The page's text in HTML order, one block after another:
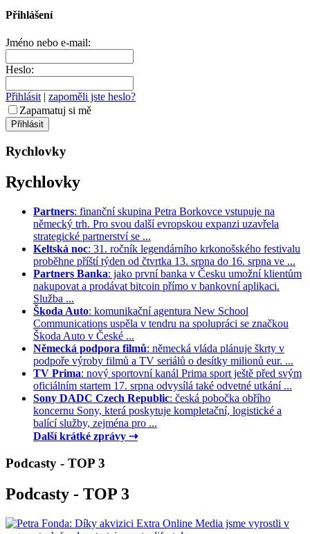
Přihlášení
Jméno nebo e-mail:
Heslo:
Přihlásit | zapoměli jste heslo?
Zapamatuj si mě
Rychlovky
Rychlovky
Partners: finanční skupina Petra Borkovce vstupuje na
německý trh. Pro svou další evropskou expanzi uzavřela
strategické partnerství se ...
Keltská noc: 31. ročník legendárního krkonošského festivalu
proběhne příští týden od čtvrtka 13. srpna do 16. srpna ve ...
Partners Banka: jako první banka v Česku umožní klientům
nakupovat a prodávat bitcoin přímo v bankovní aplikaci.
Služba ...
Škoda Auto: komunikační agentura New School
Communications uspěla v tendru na spolupráci se značkou
Škoda Auto v České ...
Německá podpora filmů: německá vláda plánuje škrty v
podpoře výroby filmů a TV seriálů o desítky milionů eur. ...
TV Prima: nový sportovní kanál Prima sport ještě před svým
oficiálním startem 17. srpna odvysílá také odvetné utkání ...
Sony DADC Czech Republic: česká pobočka obřího
koncernu Sony, která poskytuje kompletační, logistické a
balící služby, zejména pro ...
Další krátké zprávy ⇢
Podcasty - TOP 3
Podcasty - TOP 3